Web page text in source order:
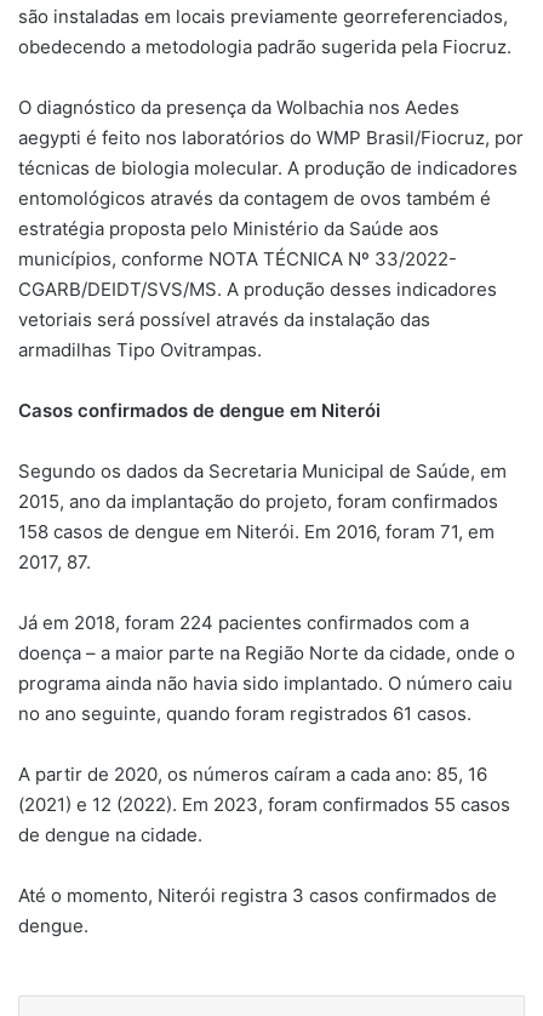
são instaladas em locais previamente georreferenciados,
obedecendo a metodologia padrão sugerida pela Fiocruz.
O diagnóstico da presença da Wolbachia nos Aedes
aegypti é feito nos laboratórios do WMP Brasil/Fiocruz, por
técnicas de biologia molecular. A produção de indicadores
entomológicos através da contagem de ovos também é
estratégia proposta pelo Ministério da Saúde aos
municípios, conforme NOTA TÉCNICA Nº 33/2022-
CGARB/DEIDT/SVS/MS. A produção desses indicadores
vetoriais será possível através da instalação das
armadilhas Tipo Ovitrampas.
Casos confirmados de dengue em Niterói
Segundo os dados da Secretaria Municipal de Saúde, em
2015, ano da implantação do projeto, foram confirmados
158 casos de dengue em Niterói. Em 2016, foram 71, em
2017, 87.
Já em 2018, foram 224 pacientes confirmados com a
doença – a maior parte na Região Norte da cidade, onde o
programa ainda não havia sido implantado. O número caiu
no ano seguinte, quando foram registrados 61 casos.
A partir de 2020, os números caíram a cada ano: 85, 16
(2021) e 12 (2022). Em 2023, foram confirmados 55 casos
de dengue na cidade.
Até o momento, Niterói registra 3 casos confirmados de
dengue.